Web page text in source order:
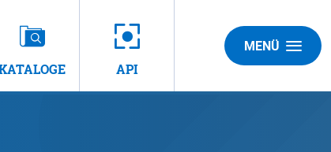
API
MENÜ